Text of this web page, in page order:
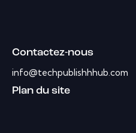
Contactez-nous
info@techpublishhhub.com
Plan du site